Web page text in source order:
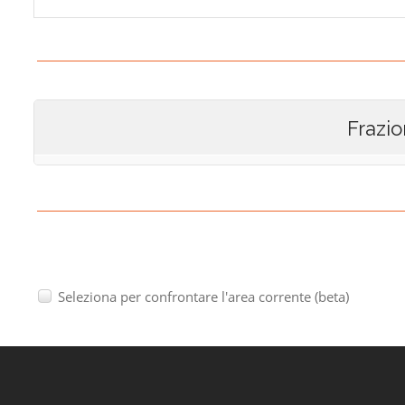
Seleziona per confrontare l'area corrente (beta)